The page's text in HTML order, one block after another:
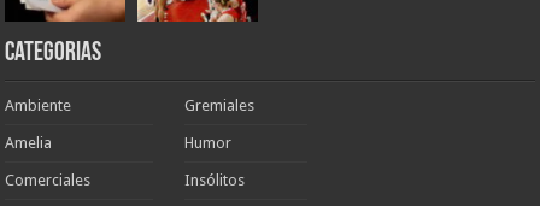
Categorias
Ambiente
Amelia
Comerciales
Gremiales
Humor
Insólitos